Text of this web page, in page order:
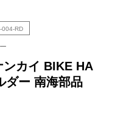
004-RD
ンカイ BIKE HA
ダー 南海部品